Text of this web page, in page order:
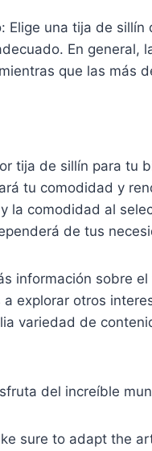
Elige una tija de
En general,
que las más
tija de sillín para tu
tu comodidad y
la comodidad al
de tus
información sobre
explorar otros
variedad de
del increíble
sure to adapt the